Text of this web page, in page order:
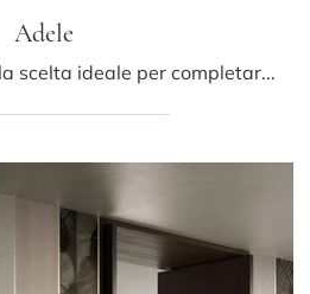
Adele
La Carta da parati è la scelta ideale per completare i tuoi locali! Ultima un'ambientazione moderna con il modello Adele di Glamora.